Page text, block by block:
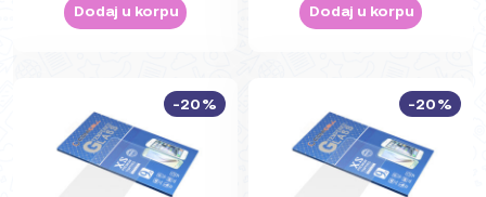
Dodaj u korpu Dodaj u korpu
-20% -20%